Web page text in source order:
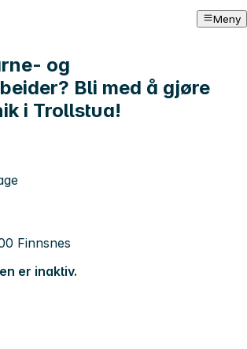
Meny
og
Bli med å gjøre
i Trollstua!
Finnsnes
er inaktiv.